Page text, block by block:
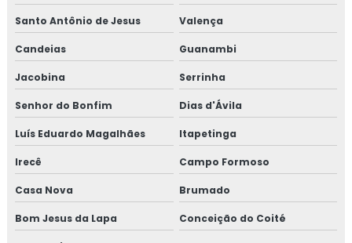
Santo Antônio de Jesus Valença
Candeias Guanambi
Jacobina Serrinha
Senhor do Bonfim Dias d'Ávila
Luís Eduardo Magalhães Itapetinga
Irecê Campo Formoso
Casa Nova Brumado
Bom Jesus da Lapa Conceição do Coité